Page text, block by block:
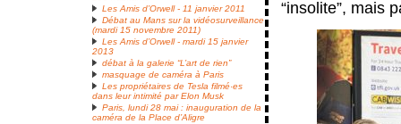
Les Amis d’Orwell - 11 janvier 2011
Débat au Mans sur la vidéosurveillance
(mardi 15 novembre 2011)
Les Amis d’Orwell - mardi 15 janvier
2013
débat à la galerie “L’art de rien”
masquage de caméra à Paris
Les propriétaires de Tesla filmé·es
dans leur intimité par Elon Musk
Paris, lundi 28 mai : inauguration de la
caméra de la Place d’Aligre
“insolite”, mais